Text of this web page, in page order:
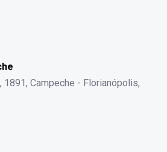
1891, Campeche - Florianópolis,